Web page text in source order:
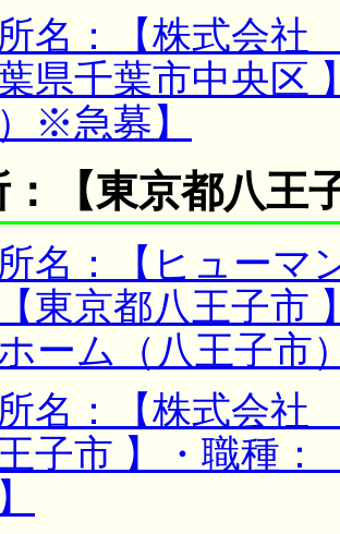
名：【株式会
葉県千葉市中央区
※急募】
：【東京都八王
名：【ヒュー
東京都八王子市
ーム（八王子市
名：【株式会
子市 】・職種：